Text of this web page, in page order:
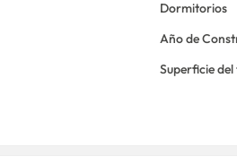
Dormitorios
Año de
Superficie